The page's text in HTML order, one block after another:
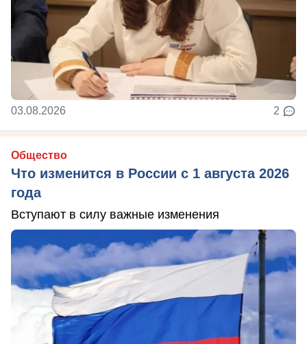
03.08.2026 2
Общество
Что изменится в России с 1 августа 2026
года
Вступают в силу важные изменения